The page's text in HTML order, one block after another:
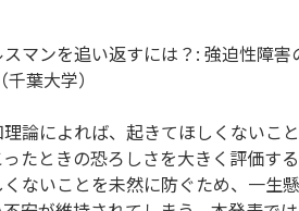
マンを追い返すには？: 強迫性障害
葉大学）
論によれば、起きてほしくないこ
たときの恐ろしさを大きく評価す
ないことを未然に防ぐため、一生